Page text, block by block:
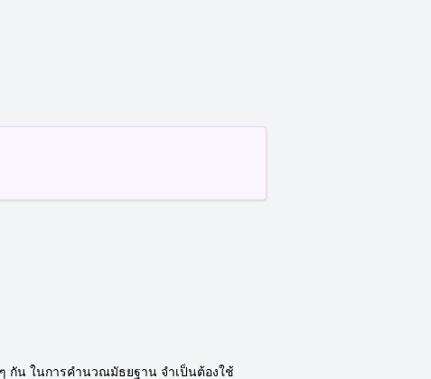
กัน ในการคำนวณมัธยฐาน จำเป็นต้องใช้